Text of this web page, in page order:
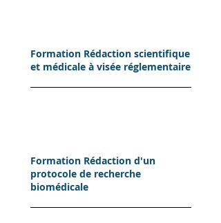
Formation Rédaction scientifique
et médicale à visée réglementaire
Formation Rédaction d'un
protocole de recherche
biomédicale